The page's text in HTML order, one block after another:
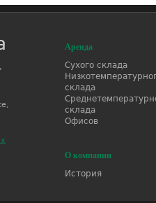
Аренда
Сухого склада
склада
склада
Офисов
О компании
История